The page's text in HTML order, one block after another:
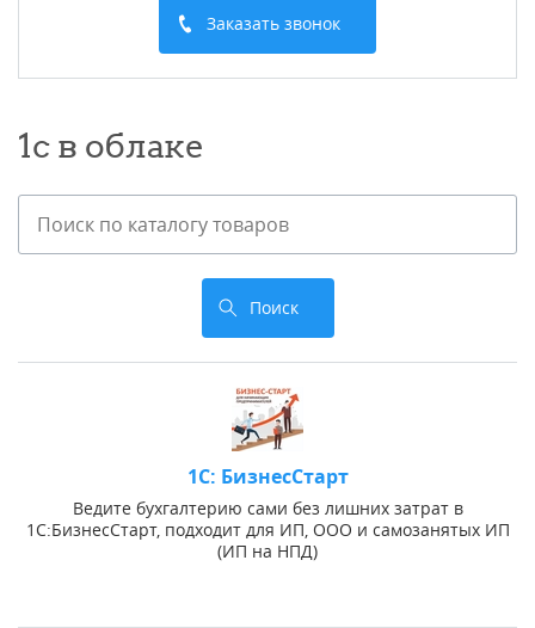
Заказать звонок
1с в облаке
Поиск
1С: БизнесСтарт
Ведите бухгалтерию сами без лишних затрат в
1С:БизнесСтарт, подходит для ИП, ООО и самозанятых ИП
(ИП на НПД)